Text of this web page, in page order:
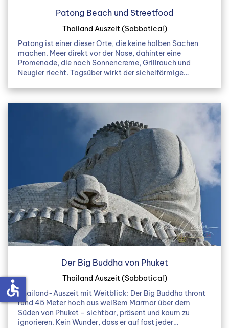
Patong Beach und Streetfood
Thailand Auszeit (Sabbatical)
Patong ist einer dieser Orte, die keine halben Sachen
machen. Meer direkt vor der Nase, dahinter eine
Promenade, die nach Sonnencreme, Grillrauch und
Neugier riecht. Tagsüber wirkt der sichelförmige…
Der Big Buddha von Phuket
Thailand Auszeit (Sabbatical)
Thailand-Auszeit mit Weitblick: Der Big Buddha thront
rund 45 Meter hoch aus weißem Marmor über dem
Süden von Phuket – sichtbar, präsent und kaum zu
ignorieren. Kein Wunder, dass er auf fast jeder…
accessible